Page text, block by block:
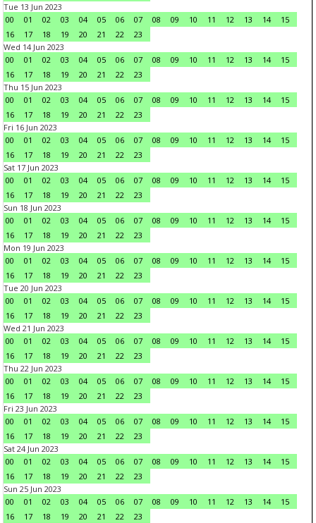
Tue 13 Jun 2023
00
01 02 03 04 05 06 07 08 09 10 11 12 13 14
15
16
17 18 19 20 21 22
23
Wed 14 Jun 2023
00
01 02 03 04 05 06 07 08 09 10 11 12 13 14
15
16
17 18 19 20 21 22
23
Thu 15 Jun 2023
00
01 02 03 04 05 06 07 08 09 10 11 12 13 14
15
16
17 18 19 20 21 22
23
Fri 16 Jun 2023
00
01 02 03 04 05 06 07 08 09 10 11 12 13 14
15
16
17 18 19 20 21 22
23
Sat 17 Jun 2023
00
01 02 03 04 05 06 07 08 09 10 11 12 13 14
15
16
17 18 19 20 21 22
23
Sun 18 Jun 2023
00
01 02 03 04 05 06 07 08 09 10 11 12 13 14
15
16
17 18 19 20 21 22
23
Mon 19 Jun 2023
00
01 02 03 04 05 06 07 08 09 10 11 12 13 14
15
16
17 18 19 20 21 22
23
Tue 20 Jun 2023
00
01 02 03 04 05 06 07 08 09 10 11 12 13 14
15
16
17 18 19 20 21 22
23
Wed 21 Jun 2023
00
01 02 03 04 05 06 07 08 09 10 11 12 13 14
15
16
17 18 19 20 21 22
23
Thu 22 Jun 2023
00
01 02 03 04 05 06 07 08 09 10 11 12 13 14
15
16
17 18 19 20 21 22
23
Fri 23 Jun 2023
00
01 02 03 04 05 06 07 08 09 10 11 12 13 14
15
16
17 18 19 20 21 22
23
Sat 24 Jun 2023
00
01 02 03 04 05 06 07 08 09 10 11 12 13 14
15
16
17 18 19 20 21 22
23
Sun 25 Jun 2023
00
01 02 03 04 05 06 07 08 09 10 11 12 13 14
15
16
17 18 19 20 21 22
23